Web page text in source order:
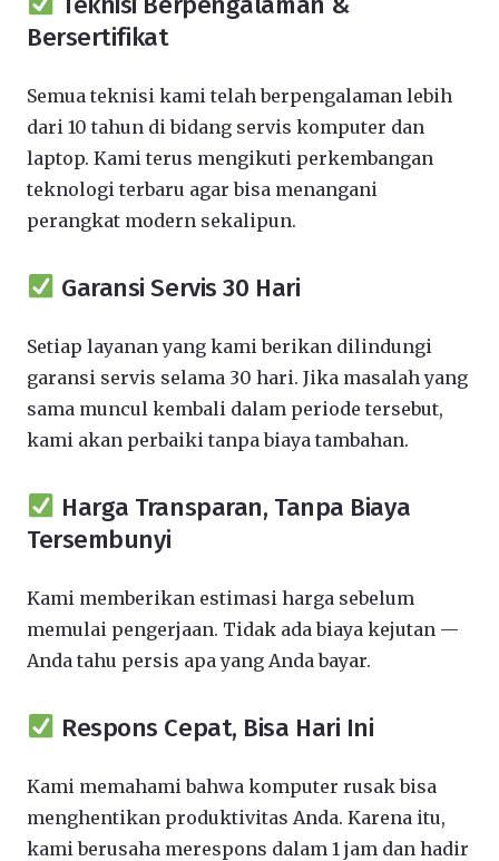
Bersertifikat
Semua teknisi kami telah berpengalaman lebih
dari 10 tahun di bidang servis komputer dan
laptop. Kami terus mengikuti perkembangan
teknologi terbaru agar bisa menangani
perangkat modern sekalipun.
Garansi Servis 30 Hari
Setiap layanan yang kami berikan dilindungi
garansi servis selama 30 hari. Jika masalah yang
sama muncul kembali dalam periode tersebut,
kami akan perbaiki tanpa biaya tambahan.
Harga Transparan, Tanpa Biaya
Tersembunyi
Kami memberikan estimasi harga sebelum
memulai pengerjaan. Tidak ada biaya kejutan —
Anda tahu persis apa yang Anda bayar.
Respons Cepat, Bisa Hari Ini
Kami memahami bahwa komputer rusak bisa
menghentikan produktivitas Anda. Karena itu,
kami berusaha merespons dalam 1 jam dan hadir